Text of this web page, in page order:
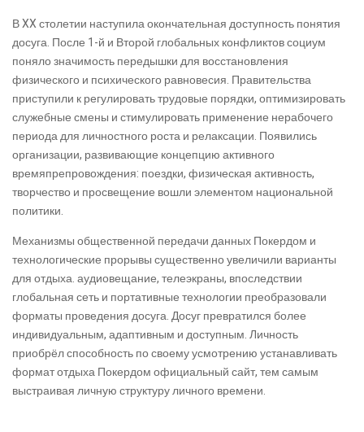
В XX столетии наступила окончательная доступность понятия
досуга. После 1-й и Второй глобальных конфликтов социум
поняло значимость передышки для восстановления
физического и психического равновесия. Правительства
приступили к регулировать трудовые порядки, оптимизировать
служебные смены и стимулировать применение нерабочего
периода для личностного роста и релаксации. Появились
организации, развивающие концепцию активного
времяпрепровождения: поездки, физическая активность,
творчество и просвещение вошли элементом национальной
политики.
Механизмы общественной передачи данных Покердом и
технологические прорывы существенно увеличили варианты
для отдыха. аудиовещание, телеэкраны, впоследствии
глобальная сеть и портативные технологии преобразовали
форматы проведения досуга. Досуг превратился более
индивидуальным, адаптивным и доступным. Личность
приобрёл способность по своему усмотрению устанавливать
формат отдыха Покердом официальный сайт, тем самым
выстраивая личную структуру личного времени.